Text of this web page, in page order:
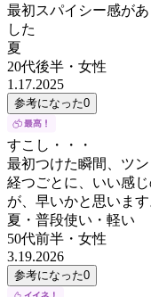
最初スパイシー感が
した
夏
20代後半 ・ 女性
1.17.2025
参考になった0
すこし・・・
最初つけた瞬間、ツ
経つごとに、いい感
が、早いかと思います
夏・普段使い・軽い
50代前半 ・ 女性
3.19.2026
参考になった0